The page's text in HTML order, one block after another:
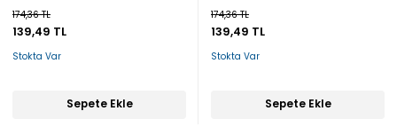
174,36 TL
139,49 TL
Stokta Var
Sepete Ekle
174,36 TL
139,49 TL
Stokta Var
Sepete Ekle